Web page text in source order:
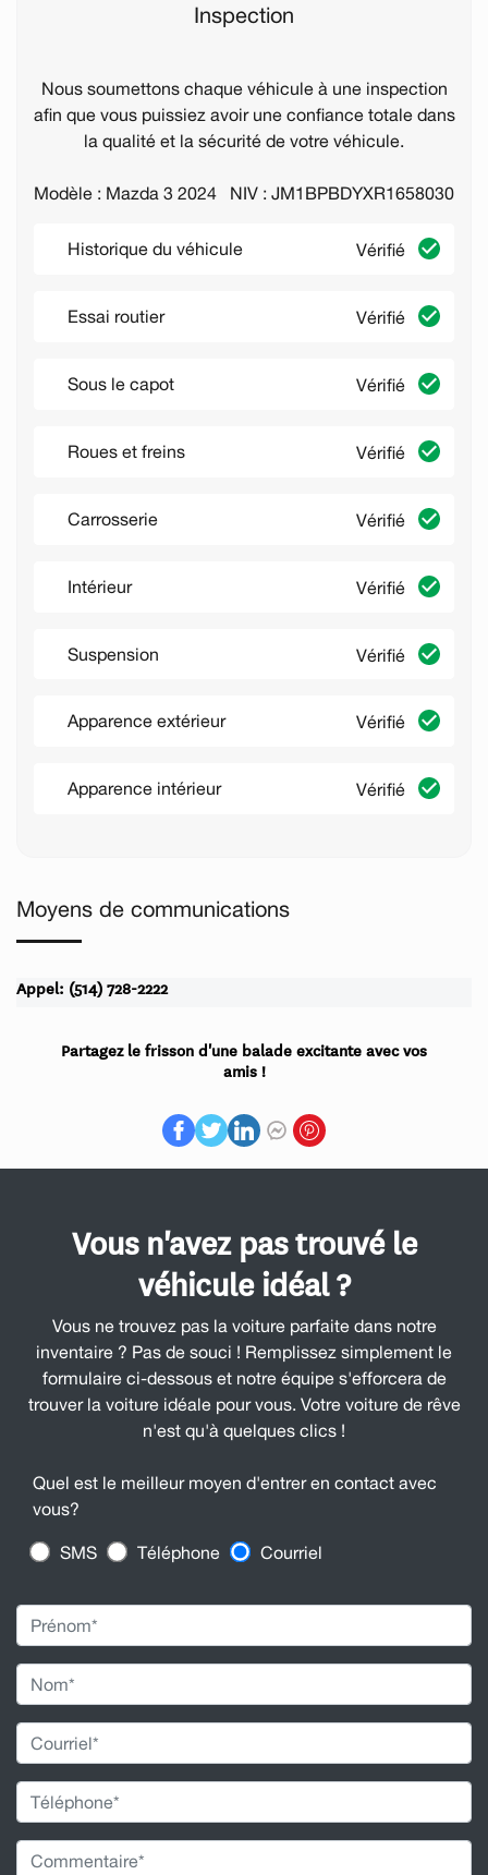
Inspection
Nous soumettons chaque véhicule à une inspection
afin que vous puissiez avoir une confiance totale dans
la qualité et la sécurité de votre véhicule.
Modèle : Mazda 3 2024 NIV : JM1BPBDYXR1658030
Historique du véhicule Vérifié
Essai routier Vérifié
Sous le capot Vérifié
Roues et freins Vérifié
Carrosserie Vérifié
Intérieur Vérifié
Suspension Vérifié
Apparence extérieur Vérifié
Apparence intérieur Vérifié
Moyens de communications
Appel: (514) 728-2222
Partagez le frisson d'une balade excitante avec vos
amis !
Vous n'avez pas trouvé le
véhicule idéal ?
Vous ne trouvez pas la voiture parfaite dans notre
inventaire ? Pas de souci ! Remplissez simplement le
formulaire ci-dessous et notre équipe s'efforcera de
trouver la voiture idéale pour vous. Votre voiture de rêve
n'est qu'à quelques clics !
Quel est le meilleur moyen d'entrer en contact avec
vous?
SMS Téléphone Courriel